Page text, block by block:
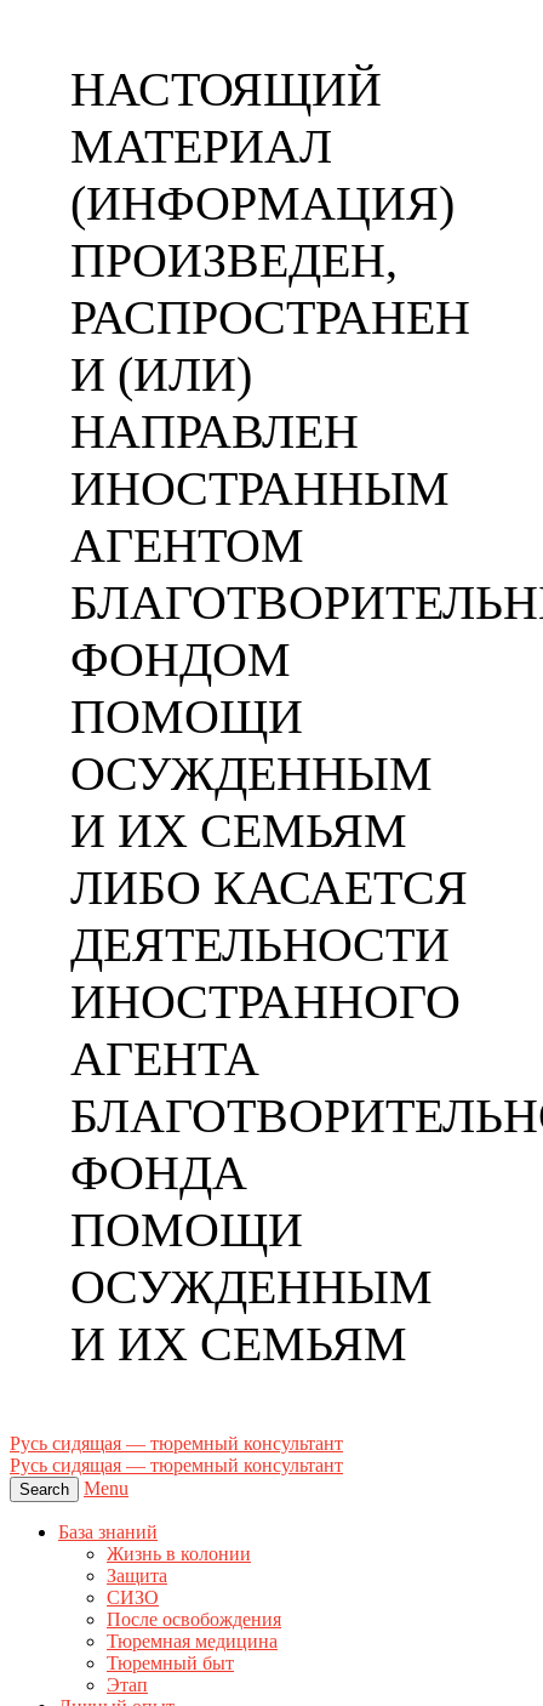
НАСТОЯЩИЙ
МАТЕРИАЛ
(ИНФОРМАЦИЯ)
ПРОИЗВЕДЕН,
РАСПРОСТРАНЕН
И (ИЛИ)
НАПРАВЛЕН
ИНОСТРАННЫМ
АГЕНТОМ
ФОНДОМ
ПОМОЩИ
ОСУЖДЕННЫМ
И ИХ СЕМЬЯМ
ЛИБО КАСАЕТСЯ
ДЕЯТЕЛЬНОСТИ
ИНОСТРАННОГО
АГЕНТА
ФОНДА
ПОМОЩИ
ОСУЖДЕННЫМ
И ИХ СЕМЬЯМ
Русь сидящая — тюремный консультант
Русь сидящая — тюремный консультант
Search Menu
База знаний
Жизнь в колонии
Защита
СИЗО
После освобождения
Тюремная медицина
Тюремный быт
Этап